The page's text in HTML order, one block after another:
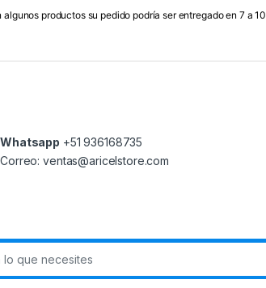
productos su pedido podría ser entregado en 7 a
Whatsapp +51 936168735
Correo: ventas@aricelstore.com